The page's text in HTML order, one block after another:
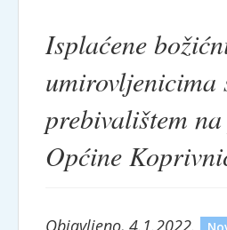
Isplaćene
umirovljenicima
prebivalištem
Općine
Objavljeno, 4.1.2022.